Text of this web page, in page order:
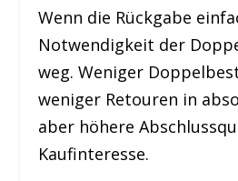
Wenn die Rückgabe
Notwendigkeit der
weg. Weniger
weniger Retouren in
aber höhere
Kaufinteresse.